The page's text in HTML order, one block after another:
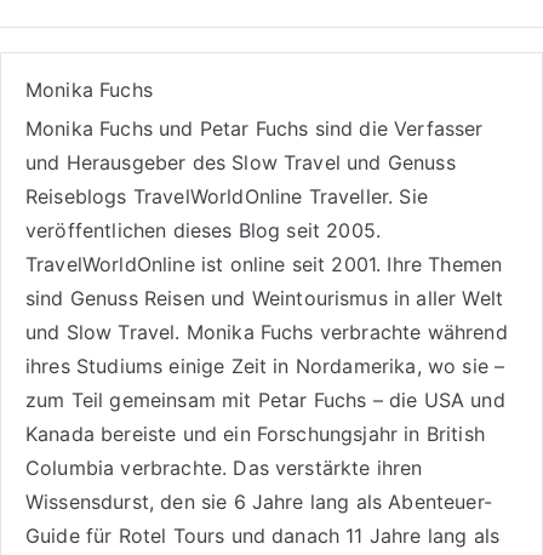
Monika Fuchs
Monika Fuchs und Petar Fuchs sind die Verfasser
und Herausgeber des Slow Travel und Genuss
Reiseblogs TravelWorldOnline Traveller. Sie
veröffentlichen dieses Blog seit 2005.
TravelWorldOnline ist online seit 2001. Ihre Themen
sind Genuss Reisenund Weintourismusin aller Welt
und Slow Travel. Monika Fuchs verbrachte während
ihres Studiums einige Zeit in Nordamerika, wo sie –
zum Teil gemeinsam mit Petar Fuchs – die USA und
Kanada bereiste und ein Forschungsjahr in British
Columbia verbrachte. Das verstärkte ihren
Wissensdurst, den sie 6 Jahre lang als Abenteuer-
Guide für Rotel Tours und danach 11 Jahre lang als